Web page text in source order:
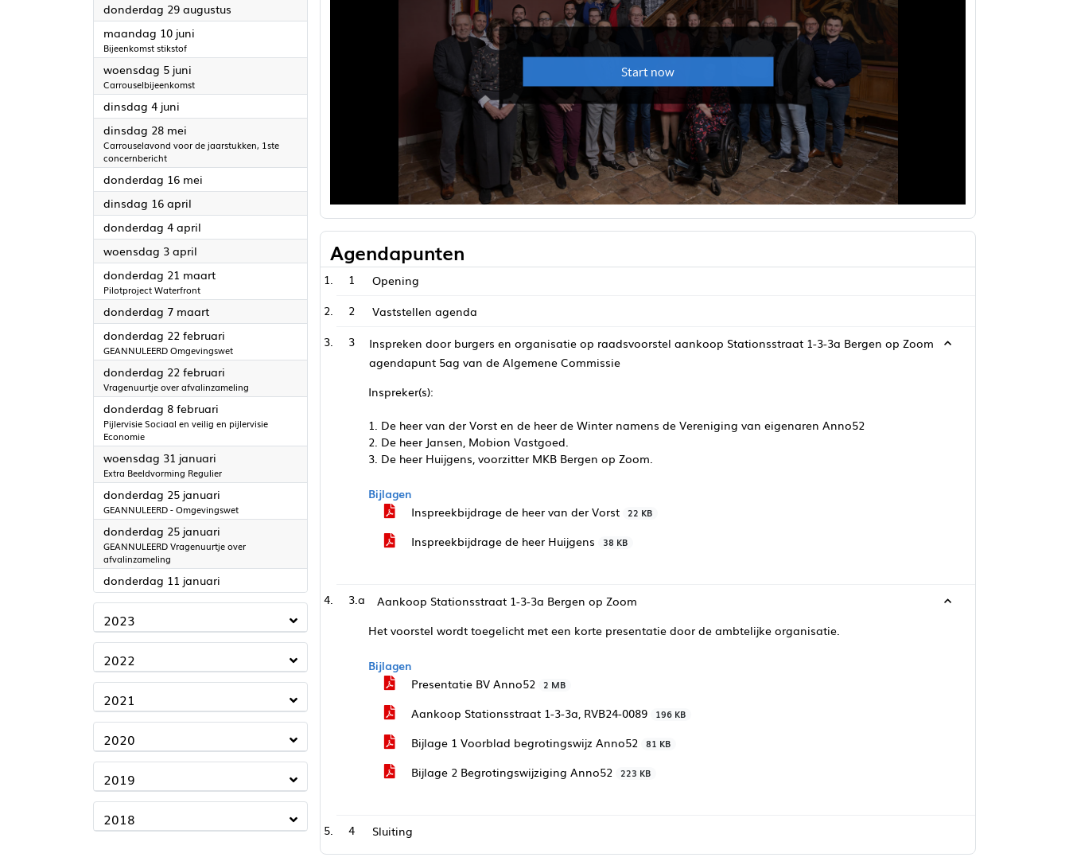
donderdag 29 augustus
maandag 10 juni
Bijeenkomst stikstof
woensdag 5 juni
Carrouselbijeenkomst
dinsdag 4 juni
dinsdag 28 mei
Carrouselavond voor de jaarstukken, 1ste
concernbericht
donderdag 16 mei
dinsdag 16 april
donderdag 4 april
woensdag 3 april
donderdag 21 maart2024
Pilotproject Waterfront
donderdag 7 maart2024
donderdag 22 februari
GEANNULEERD Omgevingswet
donderdag 22 februari
Vragenuurtje over afvalinzameling
donderdag 8 februari
Pijlervisie Sociaal en veilig en pijlervisie
Economie
woensdag 31 januari
Extra Beeldvorming Regulier
donderdag 25 januari
GEANNULEERD - Omgevingswet
donderdag 25 januari
GEANNULEERD Vragenuurtje over
afvalinzameling
donderdag 11 januari
2023
2022
2021
2020
2019
2018
Agendapunten
1
Opening
2
Vaststellen agenda
3
Inspreken door burgers en organisatie op raadsvoorstel aankoop Stationsstraat 1-3-3a Bergen op Zoom
agendapunt 5ag van de Algemene Commissie
Inspreker(s):
1. De heer van der Vorst en de heer de Winter namens de Vereniging van eigenaren Anno52
2. De heer Jansen, Mobion Vastgoed.
3. De heer Huijgens, voorzitter MKB Bergen op Zoom.
Bijlagen
Inspreekbijdrage de heer van der Vorst
22 KB
Inspreekbijdrage de heer Huijgens 38 KB
3.a
Aankoop Stationsstraat 1-3-3a Bergen op Zoom
Het voorstel wordt toegelicht met een korte presentatie door de ambtelijke organisatie.
Bijlagen
Presentatie BV Anno52
2 MB
Aankoop Stationsstraat 1-3-3a, RVB24-0089 196 KB
Bijlage 1 Voorblad begrotingswijz Anno52 81 KB
Bijlage 2 Begrotingswijziging Anno52 223 KB
4 Sluiting